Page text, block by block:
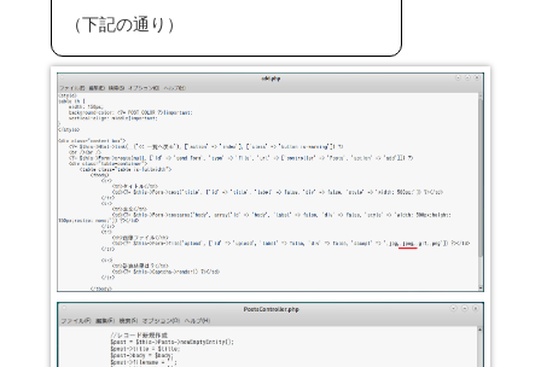
（下記の通り）